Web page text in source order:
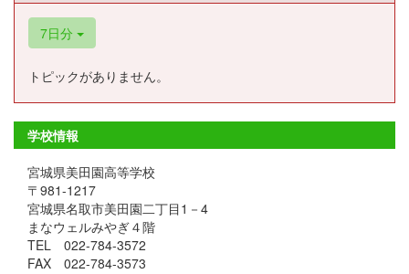
7日分
トピックがありません。
学校情報
宮城県美田園高等学校
〒981-1217
宮城県名取市美田園二丁目1－4
まなウェルみやぎ４階
TEL 022-784-3572
FAX 022-784-3573